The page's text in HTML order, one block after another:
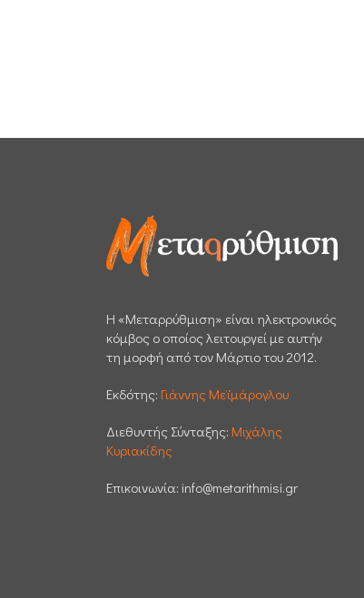
H «Μεταρρύθμιση» είναι ηλεκτρονικός
κόμβος ο οποίος λειτουργεί με αυτήν
τη μορφή από τον Μάρτιο του 2012.
Εκδότης: Γιάννης Μεϊμάρογλου
Διεθυντής Σύνταξης: Μιχάλης
Κυριακίδης
Επικοινωνία: info@metarithmisi.gr